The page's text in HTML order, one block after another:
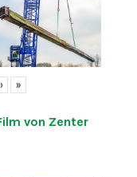
› »
von Zenter